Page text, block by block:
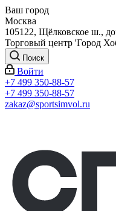
Ваш город
Москва
105122, Щёлковское ш.,
Торговый центр 'Город
Поиск
Войти
+7 499 350-88-57
+7 499 350-88-57
zakaz@sportsimvol.ru